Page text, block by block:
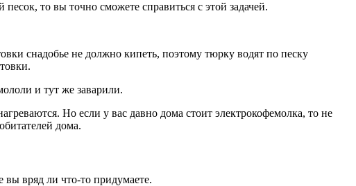
то вы точно сможете справиться с этой задачей.
снадобье не должно кипеть, поэтому тюрку водят по песку
и тут же заварили.
Но если у вас давно дома стоит электрокофемолка, то не
дома.
вы вряд ли что-то придумаете.